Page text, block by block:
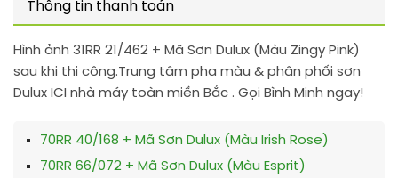
Thông tin thanh toán
Hình ảnh 31RR 21/462 + Mã Sơn Dulux (Màu Zingy Pink)
sau khi thi công.Trung tâm pha màu & phân phối sơn
Dulux ICI nhà máy toàn miền Bắc . Gọi Bình Minh ngay!
70RR 40/168 + Mã Sơn Dulux (Màu Irish Rose)
70RR 66/072 + Mã Sơn Dulux (Màu Esprit)